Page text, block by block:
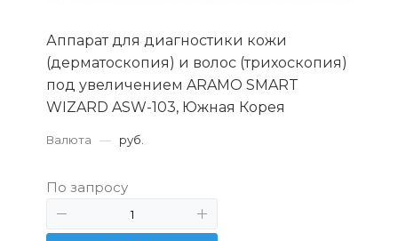
Аппарат для диагностики кожи
(дерматоскопия) и волос (трихоскопия)
под увеличением ARAMO SMART
WIZARD ASW-103, Южная Корея
Валюта — руб.
По запросу